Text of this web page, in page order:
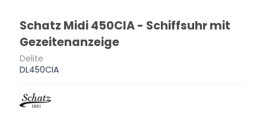
Schatz Midi 450CIA - Schiffsuhr mit
Gezeitenanzeige
Delite
DL450CIA